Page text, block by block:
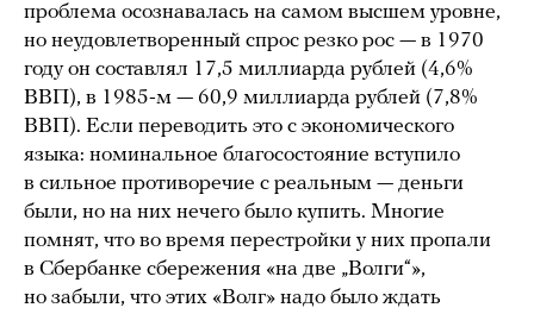
проблема осознавалась на самом высшем уровне,
но неудовлетворенный спрос резко рос — в 1970
году он составлял 17,5 миллиарда рублей (4,6%
ВВП), в 1985-м — 60,9 миллиарда рублей (7,8%
ВВП). Если переводить это с экономического
языка: номинальное благосостояние вступило
в сильное противоречие с реальным — деньги
были, но на них нечего было купить. Многие
помнят, что во время перестройки у них пропали
в Сбербанке сбережения «на две „Волги“»,
но забыли, что этих «Волг» надо было ждать